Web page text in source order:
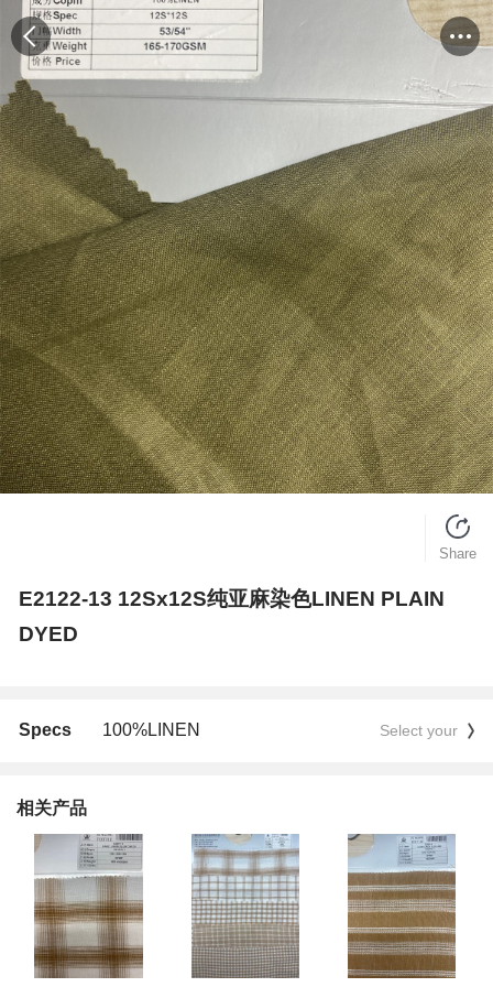
Share
E2122-13 12Sx12S纯亚麻染色LINEN PLAIN
DYED
Specs 100%LINEN Select your
相关产品